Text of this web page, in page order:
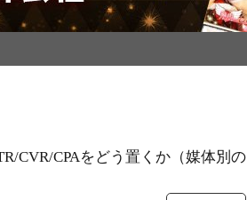
CVR/CPAをどう置くか（媒体別の